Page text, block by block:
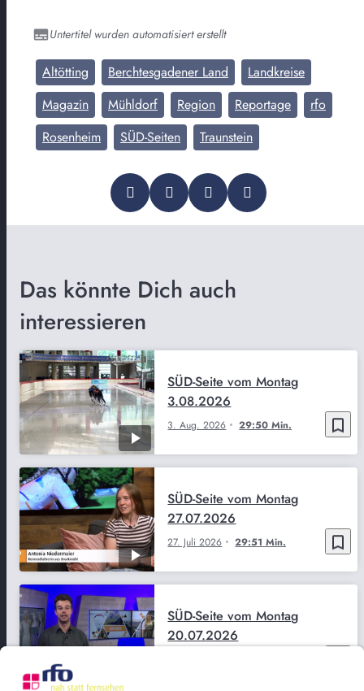
Untertitel wurden automatisiert erstellt
Altötting Berchtesgadener Land
Landkreise
Magazin
Mühldorf Region Reportage
rfo
Rosenheim
SÜD-Seiten Traunstein
Das könnte Dich auch
interessieren
bookmark_border
3. Aug. 2026 29:50 Min.
SÜD-Seite vom Montag
3.08.2026
bookmark_border
27. Juli 2026 29:51 Min.
SÜD-Seite vom Montag
27.07.2026
SÜD-Seite vom Montag
20.07.2026